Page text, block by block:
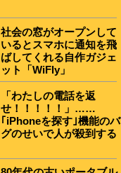
社会の窓がオープンして
いるとスマホに通知を飛
ばしてくれる自作ガジェ
ット「WiFly」
「わたしの電話を返
せ！！！！！」……
｢iPhoneを探す｣機能のバ
グのせいで人が殺到する